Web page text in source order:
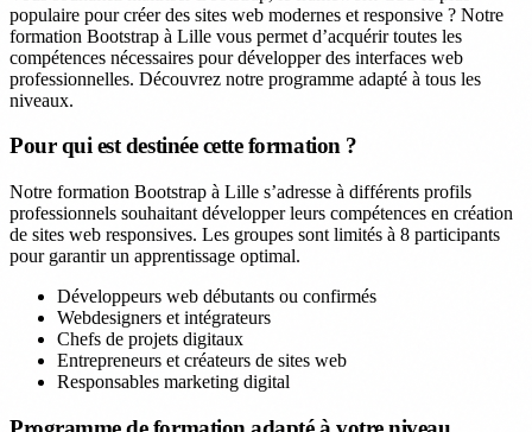
populaire pour créer des sites web modernes et responsive ? Notre
formation Bootstrap à Lille vous permet d’acquérir toutes les
compétences nécessaires pour développer des interfaces web
professionnelles. Découvrez notre programme adapté à tous les
niveaux.
Pour qui est destinée cette formation ?
Notre formation Bootstrap à Lille s’adresse à différents profils
professionnels souhaitant développer leurs compétences en création
de sites web responsives. Les groupes sont limités à 8 participants
pour garantir un apprentissage optimal.
Développeurs web débutants ou confirmés
Webdesigners et intégrateurs
Chefs de projets digitaux
Entrepreneurs et créateurs de sites web
Responsables marketing digital